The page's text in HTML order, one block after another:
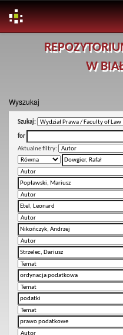
W
Wyszukaj
Szukaj:
for
Aktualne filtry: